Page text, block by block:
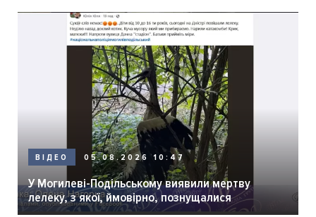
ВІДЕО 05.08.2026 10:47
У Могилеві-Подільському виявили мертву
лелеку, з якої, ймовірно, познущалися